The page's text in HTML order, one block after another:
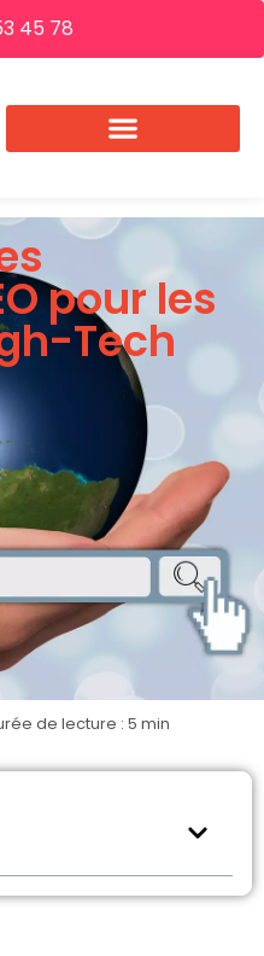
45 78
pour les
Tech
de lecture : 5 min